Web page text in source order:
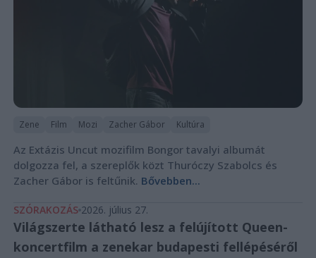
Zene Film Mozi Zacher Gábor Kultúra
Az Extázis Uncut mozifilm Bongor tavalyi albumát
dolgozza fel, a szereplők közt Thuróczy Szabolcs és
Zacher Gábor is feltűnik. Bővebben...
SZÓRAKOZÁS 2026. július 27.
Világszerte látható lesz a felújított Queen-
koncertfilm a zenekar budapesti fellépéséről